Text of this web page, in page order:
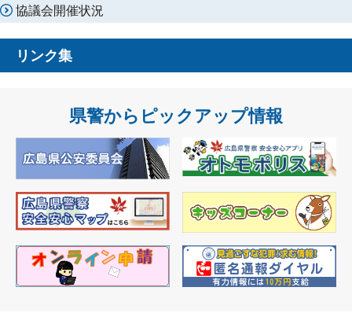
協議会開催状況
リンク集
県警からピックアップ情報